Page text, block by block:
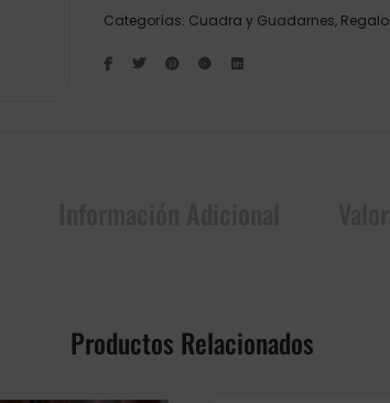
Categorías: Cuadra y Guadarnes,
Productos Relacionados